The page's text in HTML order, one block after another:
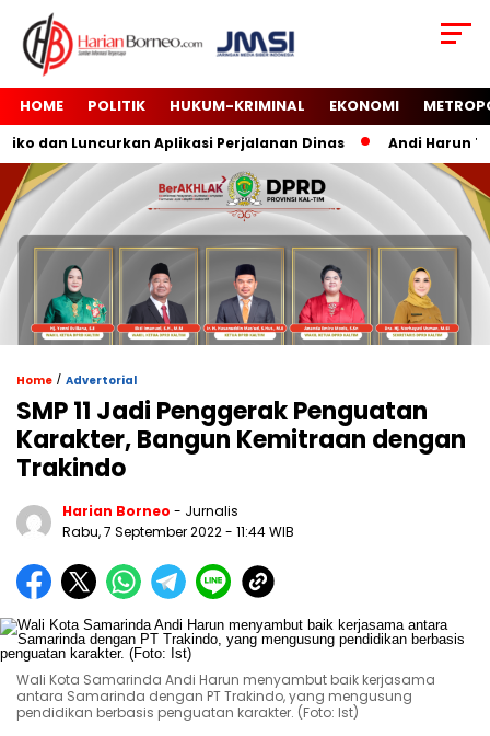
HOME POLITIK HUKUM-KRIMINAL EKONOMI
dan Luncurkan Aplikasi Perjalanan Dinas Andi Harun
Home / Advertorial
SMP 11 Jadi Penggerak Penguatan
Karakter, Bangun Kemitraan dengan
Trakindo
Harian Borneo - Jurnalis
Rabu, 7 September 2022- 11:44 WIB
Wali Kota Samarinda Andi Harun menyambut baik kerjasama
antara Samarinda dengan PT Trakindo, yang mengusung
pendidikan berbasis penguatan karakter. (Foto: Ist)